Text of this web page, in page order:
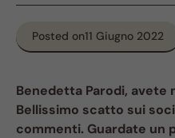
Posted on11 Giugno 2022
Benedetta Parodi, avete
Bellissimo scatto sui
commenti. Guardate un